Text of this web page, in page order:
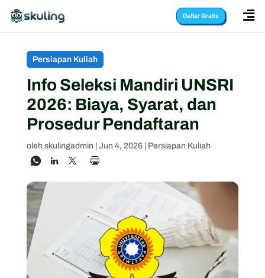
Daftar Gratis 
Persiapan Kuliah
Info Seleksi Mandiri UNSRI
2026: Biaya, Syarat, dan
Prosedur Pendaftaran
oleh skulingadmin Jun 4, 2026| Persiapan Kuliah